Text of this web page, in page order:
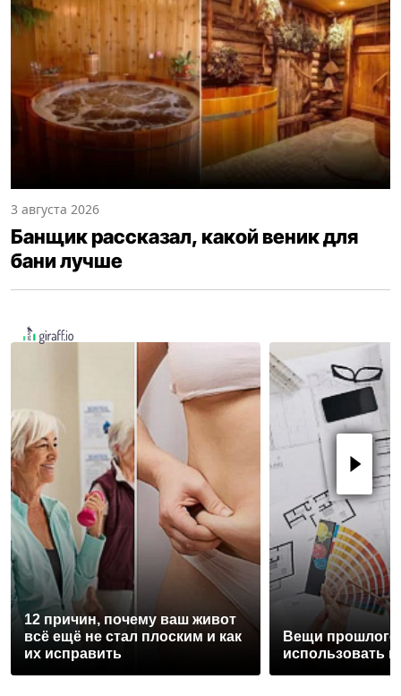
3 августа 2026
Банщик рассказал, какой веник для
бани лучше
12 причин, почему ваш живот
всё ещё не стал плоским и как
их исправить
Вещи прошлого
использовать